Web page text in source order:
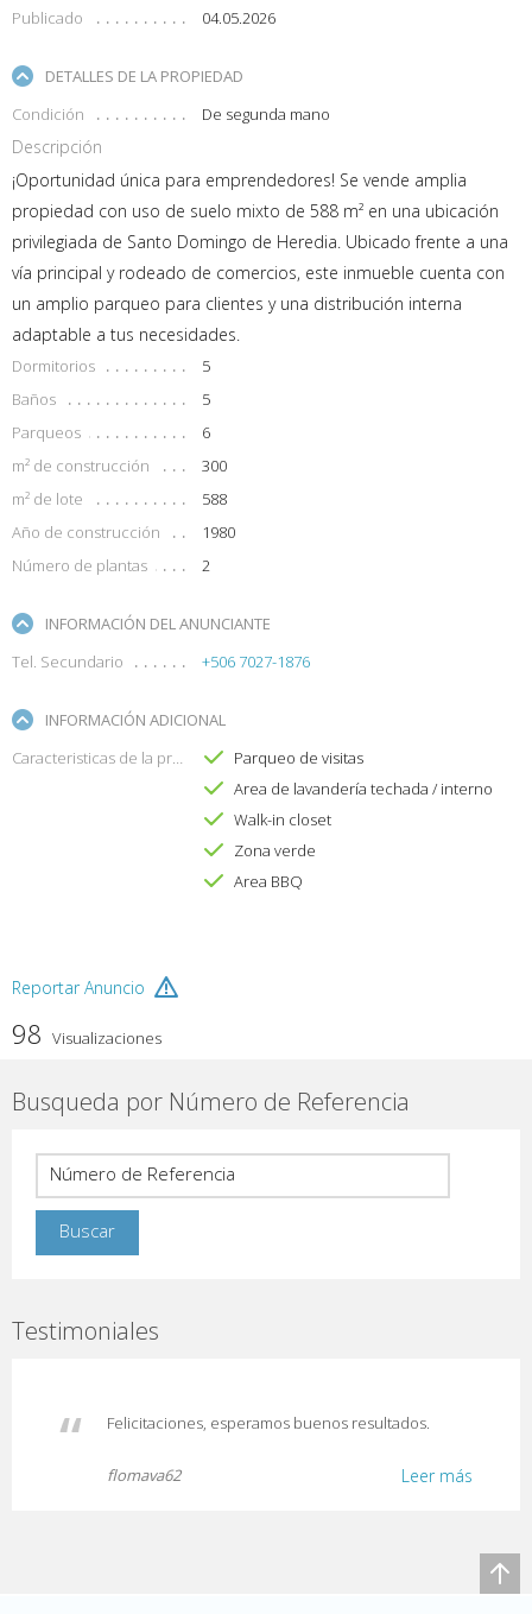
Publicado
04.05.2026
DETALLES DE LA PROPIEDAD
Condición
De segunda mano
Descripción
¡Oportunidad única para emprendedores! Se vende amplia
propiedad con uso de suelo mixto de 588 m² en una ubicación
privilegiada de Santo Domingo de Heredia. Ubicado frente a una
vía principal y rodeado de comercios, este inmueble cuenta con
un amplio parqueo para clientes y una distribución interna
adaptable a tus necesidades.
Dormitorios
5
Baños
5
Parqueos
6
m² de construcción
300
m² de lote
588
Año de construcción
1980
Número de plantas
2
INFORMACIÓN DEL ANUNCIANTE
Tel. Secundario
+506 7027-1876
INFORMACIÓN ADICIONAL
Caracteristicas de la propiedad
Parqueo de visitas
Area de lavandería techada / interno
Walk-in closet
Zona verde
Area BBQ
Reportar Anuncio
98 Visualizaciones
Busqueda por Número de Referencia
Testimoniales
Felicitaciones, esperamos buenos resultados.
Leer más
flomava62